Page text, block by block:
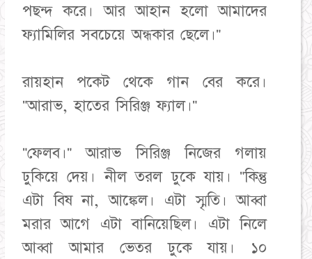
পছন্দ করে। আর আহান হলো আমাদের
ফ্যামিলির সবচেয়ে অন্ধকার ছেলে।"
রায়হান পকেট থেকে গান বের করে।
"আরাভ, হাতের সিরিঞ্জ ফ্যাল।"
"ফেলব।" আরাভ সিরিঞ্জ নিজের গলায়
ঢুকিয়ে দেয়। নীল তরল ঢুকে যায়। "কিন্তু
এটা বিষ না, আঙ্কেল। এটা স্মৃতি। আব্বা
মরার আগে এটা বানিয়েছিল। এটা নিলে
আব্বা আমার ভেতর ঢুকে যায়। ১০